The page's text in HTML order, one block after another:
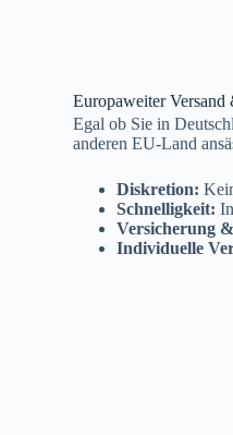
Europaweiter
Egal ob Sie in
anderen EU-Land
Diskretion:
Schnelligkeit:
Versicherung
Individuelle